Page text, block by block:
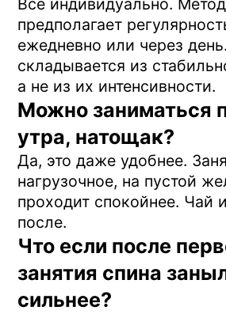
Резкая боль в спине? Что делать
и как не допустить вновь
Читать статью
Как правильно выбрать тренажер